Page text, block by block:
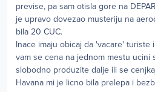
previse, pa sam otisla gore na
je upravo dovezao musteriju na
bila 20 CUC.
Inace imaju obicaj da 'vacare' turiste
vam se cena na jednom mestu ucini
slobodno produzite dalje ili se
Havana mi je licno bila prelepa i